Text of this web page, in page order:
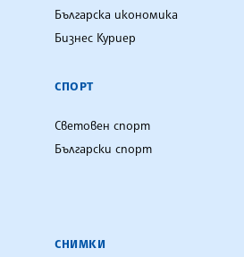
Българска икономика
Бизнес Куриер
СПОРТ
Световен спорт
Български спорт
СНИМКИ